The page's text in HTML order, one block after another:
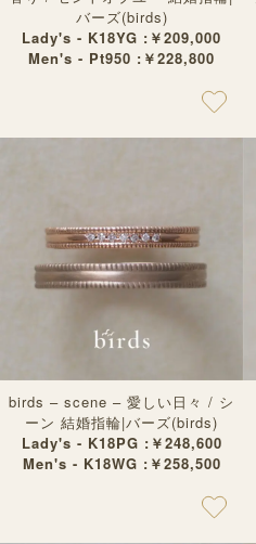
バーズ(birds)
Lady's - K18YG :￥209,000
Men's - Pt950 :￥228,800
birds – scene – 愛しい日々 / シ
ーン 結婚指輪|バーズ(birds)
Lady's - K18PG :￥248,600
Men's - K18WG :￥258,500